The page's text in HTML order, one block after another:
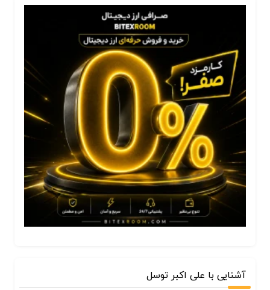
آشنایی با علی اکبر توسل